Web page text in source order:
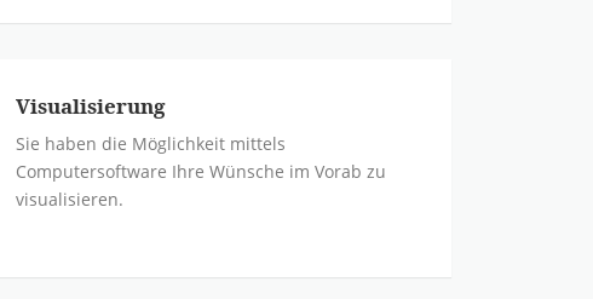
Visualisierung
Sie haben die Möglichkeit mittels
Computersoftware Ihre Wünsche im Vorab zu
visualisieren.